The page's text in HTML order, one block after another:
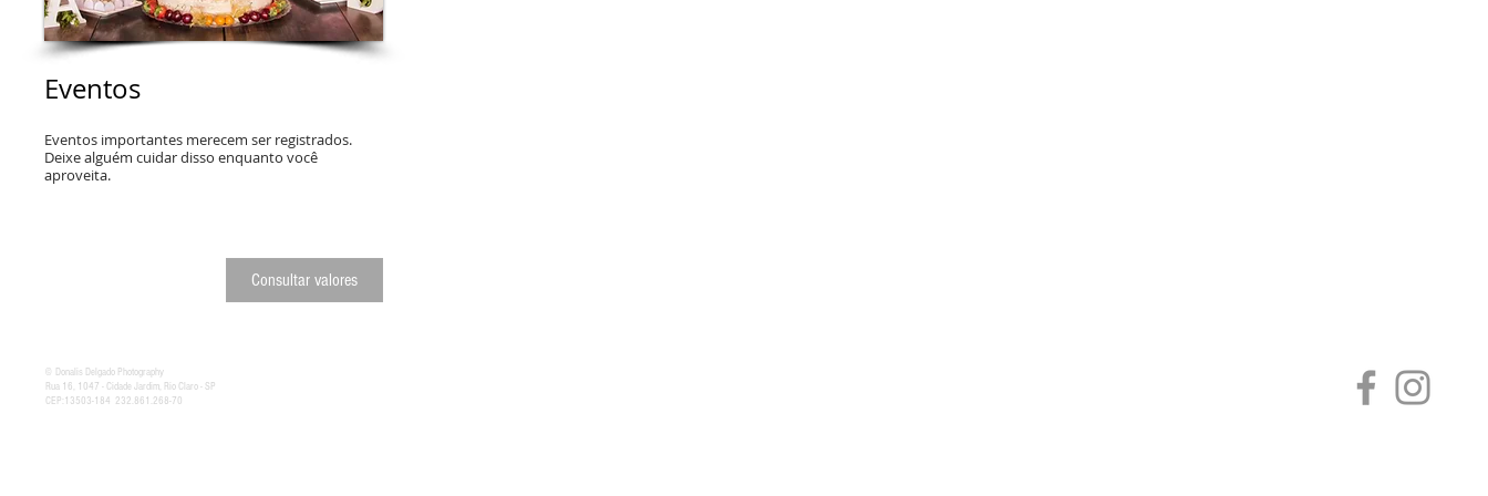
Eventos
Eventos importantes merecem ser registrados.
Deixe alguém cuidar disso enquanto você
aproveita.
Consultar valores
© Donalis Delgado Photography
Rua 16, 1047 - Cidade Jardim, Rio Claro - SP
CEP:13503-184 232.861.268-70